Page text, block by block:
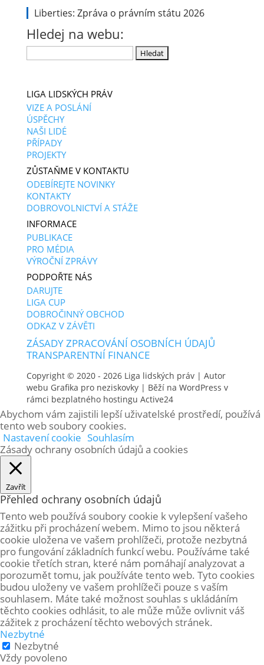
Liberties: Zpráva o právním státu 2026
Hledej na webu:
Vyhledávání
LIGA LIDSKÝCH PRÁV
VIZE A POSLÁNÍ
ÚSPĚCHY
NAŠI LIDÉ
PŘÍPADY
PROJEKTY
ZŮSTAŇME V KONTAKTU
ODEBÍREJTE NOVINKY
KONTAKTY
DOBROVOLNICTVÍ A STÁŽE
INFORMACE
PUBLIKACE
PRO MÉDIA
VÝROČNÍ ZPRÁVY
PODPOŘTE NÁS
DARUJTE
LIGA CUP
DOBROČINNÝ OBCHOD
ODKAZ V ZÁVĚTI
ZÁSADY ZPRACOVÁNÍ OSOBNÍCH ÚDAJŮ
TRANSPARENTNÍ FINANCE
Copyright © 2020 - 2026 Liga lidských práv| Autor
webu Grafika pro neziskovky| Běží na WordPress v
rámci bezplatného hostingu Active24
Abychom vám zajistili lepší uživatelské prostředí, používá
tento web soubory cookies.
Nastavení cookie Souhlasím
Zásady ochrany osobních údajů a cookies
Zavřít
Přehled ochrany osobních údajů
Tento web používá soubory cookie k vylepšení vašeho
zážitku při procházení webem. Mimo to jsou některá
cookie uložena ve vašem prohlížeči, protože nezbytná
pro fungování základních funkcí webu. Používáme také
cookie třetích stran, které nám pomáhají analyzovat a
porozumět tomu, jak používáte tento web. Tyto cookies
budou uloženy ve vašem prohlížeči pouze s vaším
souhlasem. Máte také možnost souhlas s ukládáním
těchto cookies odhlásit, to ale může může ovlivnit váš
zážitek z procházení těchto webových stránek.
Nezbytné
Nezbytné
Vždy povoleno